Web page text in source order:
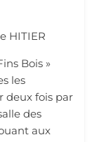
HITIER
Bois »
les
deux fois par
des
aux